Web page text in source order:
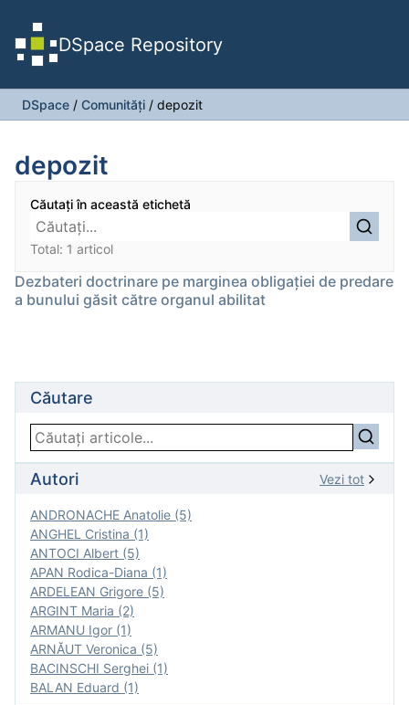
DSpace Repository
DSpace / Comunități / depozit
depozit
Căutați în această etichetă
Total: 1 articol
Dezbateri doctrinare pe marginea obligației de predare
a bunului găsit către organul abilitat
Căutare
Autori Vezi tot
ANDRONACHE Anatolie (5)
ANGHEL Cristina (1)
ANTOCI Albert (5)
APAN Rodica-Diana (1)
ARDELEAN Grigore (5)
ARGINT Maria (2)
ARMANU Igor (1)
ARNĂUT Veronica (5)
BACINSCHI Serghei (1)
BALAN Eduard (1)